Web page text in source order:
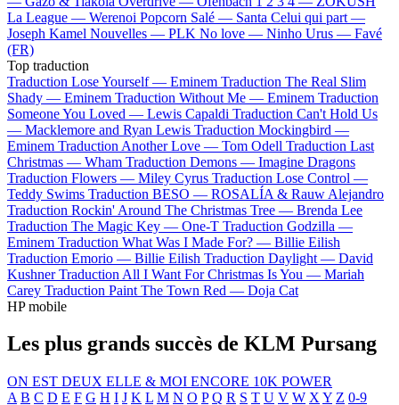
La League — Werenoi Popcorn Salé — Santa Celui qui part —
Joseph Kamel Nouvelles — PLK No love — Ninho Urus — Favé
(FR)
Top traduction
Traduction Lose Yourself — Eminem Traduction The Real Slim
Shady — Eminem Traduction Without Me — Eminem Traduction
Someone You Loved — Lewis Capaldi Traduction Can't Hold Us
— Macklemore and Ryan Lewis Traduction Mockingbird —
Eminem Traduction Another Love — Tom Odell Traduction Last
Christmas — Wham Traduction Demons — Imagine Dragons
Traduction Flowers — Miley Cyrus Traduction Lose Control —
Teddy Swims Traduction BESO — ROSALÍA & Rauw Alejandro
Traduction Rockin' Around The Christmas Tree — Brenda Lee
Traduction The Magic Key — One-T Traduction Godzilla —
Eminem Traduction What Was I Made For? — Billie Eilish
Traduction Emorio — Billie Eilish Traduction Daylight — David
Kushner Traduction All I Want For Christmas Is You — Mariah
Carey Traduction Paint The Town Red — Doja Cat
HP mobile
Les plus grands succès de KLM Pursang
ON EST DEUX ELLE & MOI ENCORE 10K POWER
A B C D E F G H I J K L M N O P Q R S T U V W X Y Z 0-9